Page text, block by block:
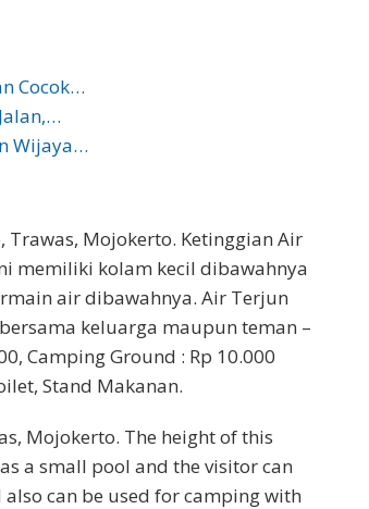
Cocok…
Wijaya…
Mojokerto. Ketinggian Air
memiliki kolam kecil dibawahnya
air dibawahnya. Air Terjun
keluarga maupun teman –
Camping Ground : Rp 10.000
Stand Makanan.
Mojokerto. The height of this
a small pool and the visitor can
can be used for camping with